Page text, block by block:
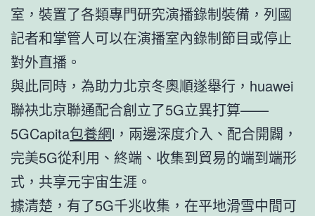
室，裝置了各類專門研究演播錄制裝備，列國
記者和掌管人可以在演播室內錄制節目或停止
對外直播。
與此同時，為助力北京冬奧順遂舉行，huawei
聯袂北京聯通配合創立了5G立異打算——
5GCapita包養網l，兩邊深度介入、配合開闢，
完美5G從利用、終端、收集到貿易的端到端形
式，共享元宇宙生涯。
據清楚，有了5G千兆收集，在平地滑雪中間可